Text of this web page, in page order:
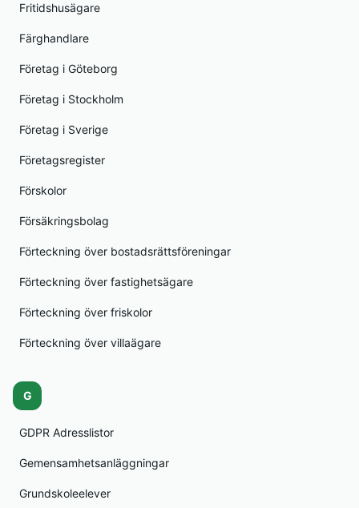
Fritidshusägare
Färghandlare
Företag i Göteborg
Företag i Stockholm
Företag i Sverige
Företagsregister
Förskolor
Försäkringsbolag
Förteckning över bostadsrättsföreningar
Förteckning över fastighetsägare
Förteckning över friskolor
Förteckning över villaägare
G
GDPR Adresslistor
Gemensamhetsanläggningar
Grundskoleelever